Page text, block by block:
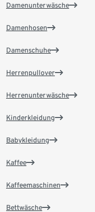
Damenunterwäsche
Damenhosen
Damenschuhe
Herrenpullover
Herrenunterwäsche
Kinderkleidung
Babykleidung
Kaffee
Kaffeemaschinen
Bettwäsche